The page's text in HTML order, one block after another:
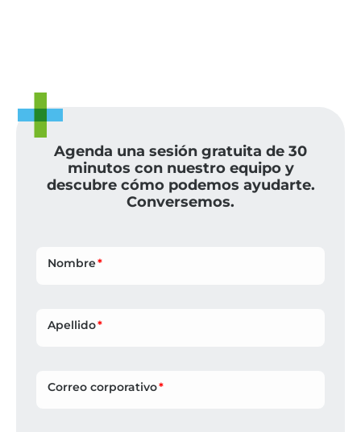
Agenda una sesión gratuita de 30
minutos con nuestro equipo y
descubre cómo podemos ayudarte.
Conversemos.
Nombre
Apellido
Correo corporativo